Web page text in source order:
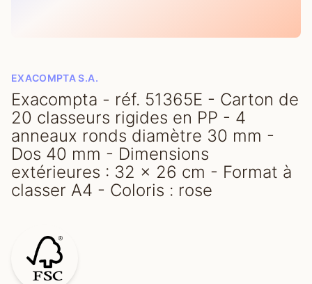
EXACOMPTA S.A.
Exacompta - réf. 51365E - Carton de
20 classeurs rigides en PP - 4
anneaux ronds diamètre 30 mm -
Dos 40 mm - Dimensions
extérieures : 32 x 26 cm - Format à
classer A4 - Coloris : rose